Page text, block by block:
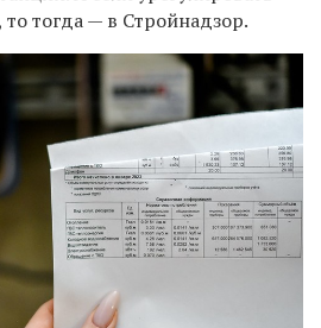
тогда — в Стройнадзор.